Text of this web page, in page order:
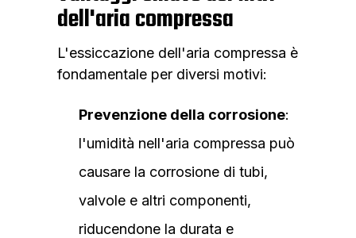
dell'aria compressa
L'essiccazione dell'aria compressa è
fondamentale per diversi motivi:
Prevenzione della corrosione:
l'umidità nell'aria compressa può
causare la corrosione di tubi,
valvole e altri componenti,
riducendone la durata e